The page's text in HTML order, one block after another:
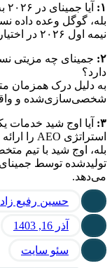
۱: آیا جمینای در ۲۰۲۶ به‌صورت عمومی منتشر می‌شود؟
نیمه اول ۲۰۲۶ در اختیار همه کاربران قرار دهد.
۲: جمینای چه مزیتی
دارد؟
به‌ دلیل درک همزمان
شخصی‌سازی‌شده و
۳: آیا اوج شید خدمات
استراتژی AEO را ارائه می‌دهد؟
بله، اوج شید با تیم
می‌دهد.
حسین رفیع
آذر 16, 1403
سئو سایت